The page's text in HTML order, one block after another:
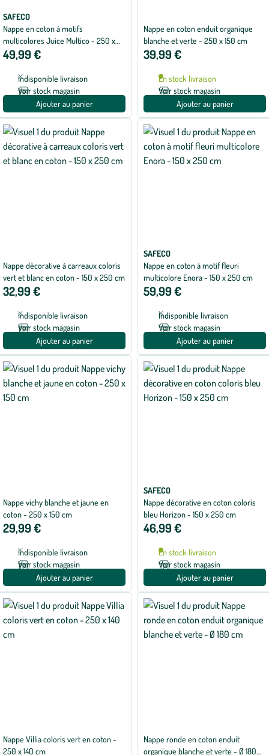
SAFECO
Nappe en coton à motifs
multicolores Juice Multico - 250 x
150 cm
49,99 €
Indisponible livraison
Voir stock magasin
Ajouter au panier
Nappe en coton enduit organique
blanche et verte - 250 x 150 cm
39,99 €
En stock livraison
Voir stock magasin
Ajouter au panier
Nappe décorative à carreaux coloris
vert et blanc en coton - 150 x 250 cm
32,99 €
Indisponible livraison
Voir stock magasin
Ajouter au panier
SAFECO
Nappe en coton à motif fleuri
multicolore Enora - 150 x 250 cm
59,99 €
Indisponible livraison
Voir stock magasin
Ajouter au panier
Nappe vichy blanche et jaune en
coton - 250 x 150 cm
29,99 €
Indisponible livraison
Voir stock magasin
Ajouter au panier
SAFECO
Nappe décorative en coton coloris
bleu Horizon - 150 x 250 cm
46,99 €
En stock livraison
Voir stock magasin
Ajouter au panier
Nappe Villia coloris vert en coton -
250 x 140 cm
Nappe ronde en coton enduit
organique blanche et verte - Ø 180